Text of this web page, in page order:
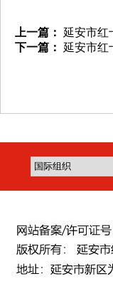
上一篇： 延安市红
下一篇： 延安市红